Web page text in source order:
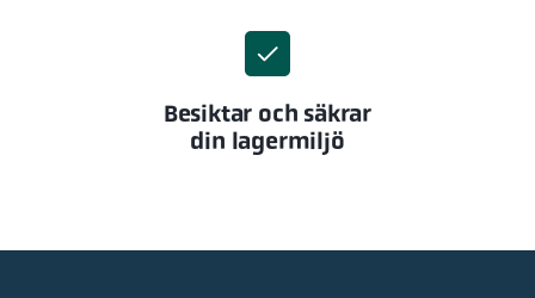
Besiktar och säkrar
din lagermiljö